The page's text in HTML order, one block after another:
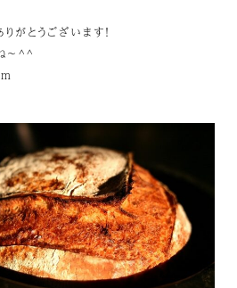
がとうございます！
～^^